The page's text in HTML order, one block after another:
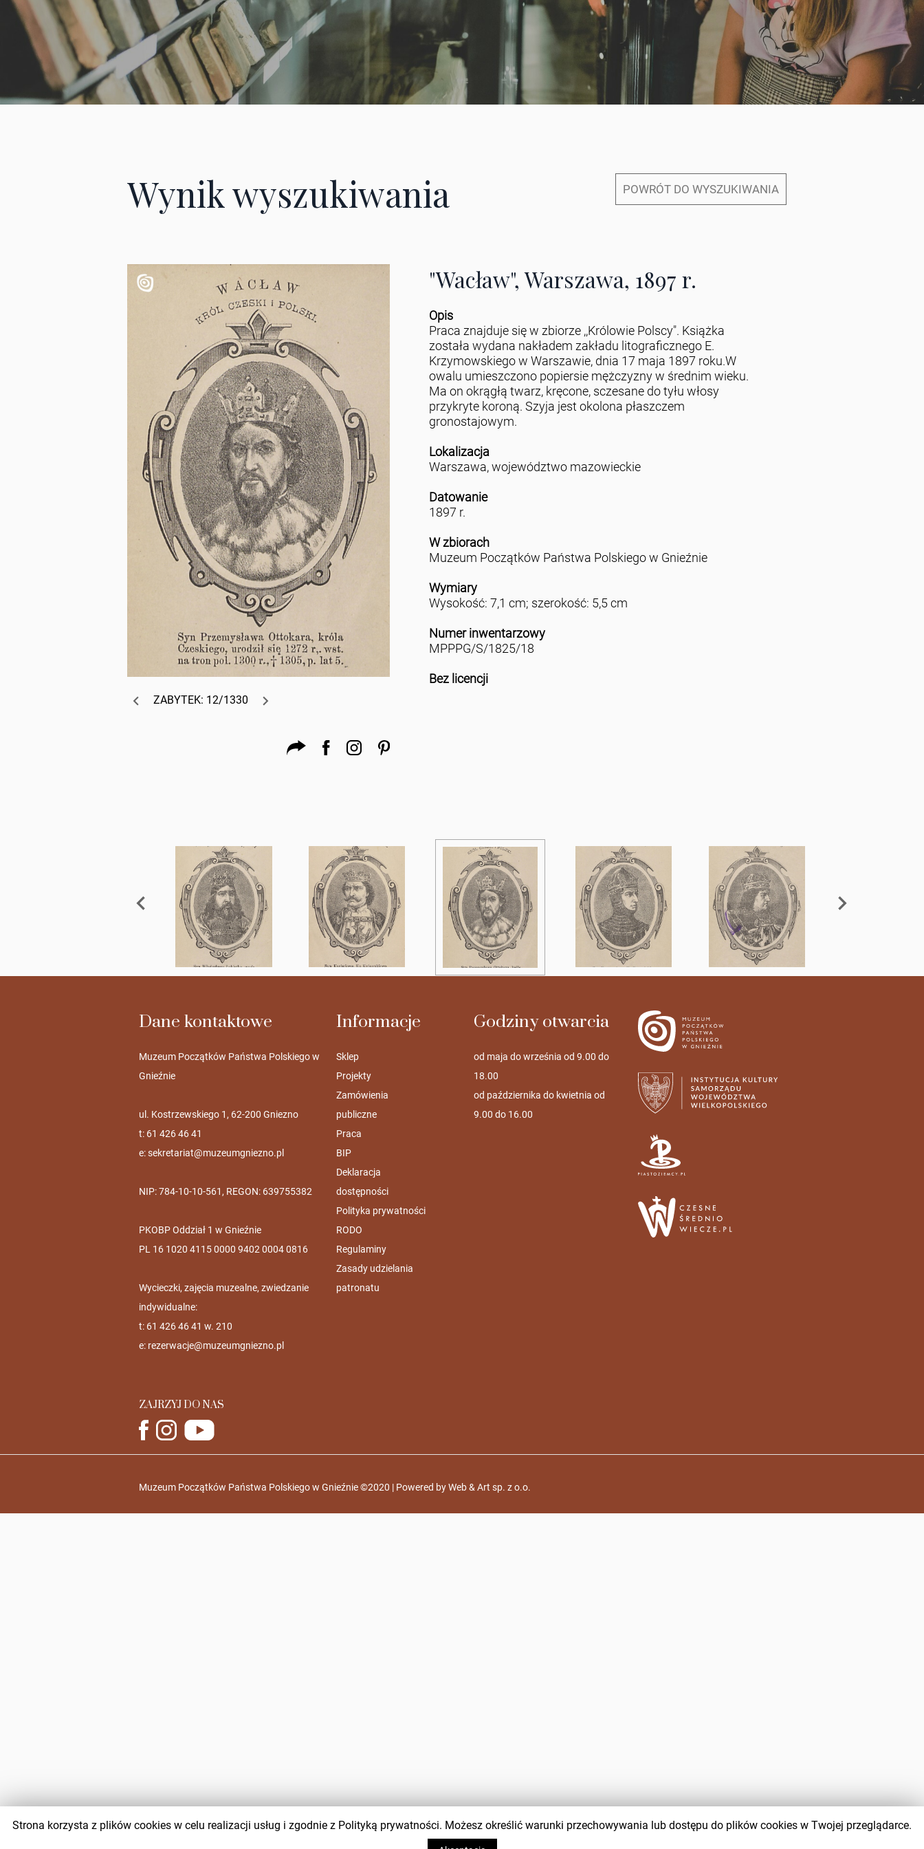
Wynik wyszukiwania POWRÓT DO WYSZUKIWANIA
ZABYTEK: 12/1330
"Wacław", Warszawa, 1897 r.
Opis
Praca znajduje się w zbiorze ,,Królowie Polscy". Książka
została wydana nakładem zakładu litograficznego E.
Krzymowskiego w Warszawie, dnia 17 maja 1897 roku.W
owalu umieszczono popiersie mężczyzny w średnim wieku.
Ma on okrągłą twarz, kręcone, sczesane do tyłu włosy
przykryte koroną. Szyja jest okolona płaszczem
gronostajowym.
Lokalizacja
Warszawa, województwo mazowieckie
Datowanie
1897 r.
W zbiorach
Muzeum Początków Państwa Polskiego w Gnieźnie
Wymiary
Wysokość: 7,1 cm; szerokość: 5,5 cm
Numer inwentarzowy
MPPPG/S/1825/18
Bez licencji
Dane kontaktowe
Muzeum Początków Państwa Polskiego w
Gnieźnie
ul. Kostrzewskiego 1, 62-200 Gniezno
t: 61 426 46 41
e:sekretariat@muzeumgniezno.pl
NIP: 784-10-10-561, REGON: 639755382
PKOBP Oddział 1 w Gnieźnie
PL 16 1020 4115 0000 9402 0004 0816
Wycieczki, zajęcia muzealne, zwiedzanie
indywidualne:
t: 61 426 46 41 w. 210
e: rezerwacje@muzeumgniezno.pl
ZAJRZYJ DO NAS
Informacje
Sklep
Projekty
Zamówienia
publiczne
Praca
BIP
Deklaracja
dostępności
Polityka prywatności
RODO
Regulaminy
Zasady udzielania
patronatu
Godziny otwarcia
od maja do września od 9.00 do
18.00
od października do kwietnia od
9.00 do 16.00
Muzeum Początków Państwa Polskiego w Gnieźnie ©2020 | Powered byWeb & Art sp. z o.o.
Strona korzysta z plików cookies w celu realizacji usług i zgodnie z Polityką prywatności. Możesz określić warunki przechowywania lub dostępu do plików cookies w Twojej przeglądarce.